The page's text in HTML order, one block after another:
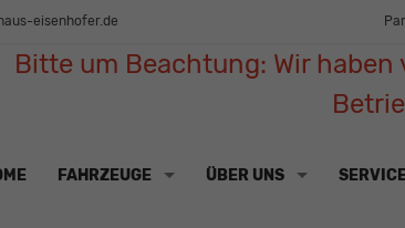
eisenhofer.de
Bitte um Beachtung: Wir
FAHRZEUGE ÜBER UNS